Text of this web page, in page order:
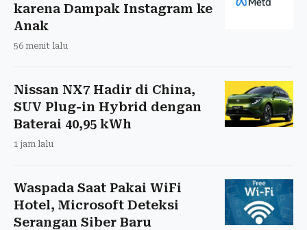
karena Dampak Instagram ke
Anak
56 menit lalu
Nissan NX7 Hadir di China,
SUV Plug-in Hybrid dengan
Baterai 40,95 kWh
1 jam lalu
Waspada Saat Pakai WiFi
Hotel, Microsoft Deteksi
Serangan Siber Baru